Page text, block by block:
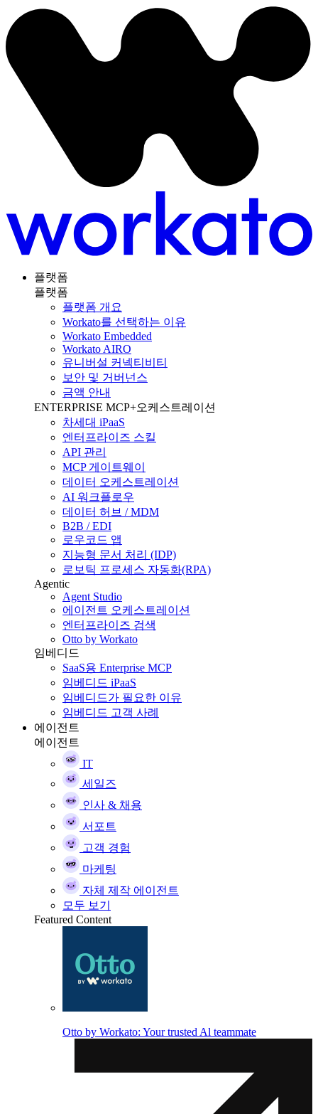
플랫폼
플랫폼
플랫폼 개요
Workato를 선택하는 이유
Workato Embedded
Workato AIRO
유니버설 커넥티비티
보안 및 거버넌스
금액 안내
ENTERPRISE MCP+오케스트레이션
차세대 iPaaS
엔터프라이즈 스킬
API 관리
MCP 게이트웨이
데이터 오케스트레이션
AI 워크플로우
데이터 허브 / MDM
B2B / EDI
로우코드 앱
지능형 문서 처리 (IDP)
로보틱 프로세스 자동화(RPA)
Agentic
Agent Studio
에이전트 오케스트레이션
엔터프라이즈 검색
Otto by Workato
임베디드
SaaS용 Enterprise MCP
임베디드 iPaaS
임베디드가 필요한 이유
임베디드 고객 사례
에이전트
에이전트
IT
세일즈
인사 & 채용
서포트
고객 경험
마케팅
자체 제작 에이전트
모두 보기
Featured Content
Otto by Workato: Your trusted Al teammate